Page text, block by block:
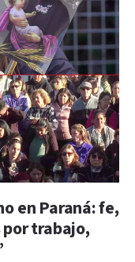
en Paraná: fe,
trabajo,